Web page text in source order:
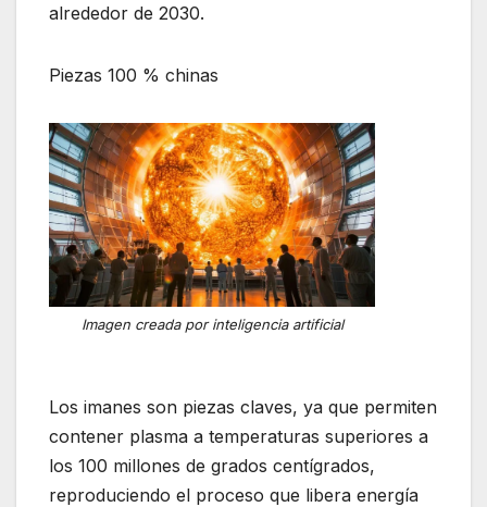
alrededor de 2030.
Piezas 100 % chinas
Imagen creada por inteligencia artificial
Los imanes son piezas claves, ya que permiten
contener plasma a temperaturas superiores a
los 100 millones de grados centígrados,
reproduciendo el proceso que libera energía